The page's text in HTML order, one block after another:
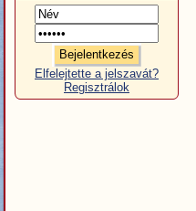
Elfelejtette a jelszavát?
Regisztrálok